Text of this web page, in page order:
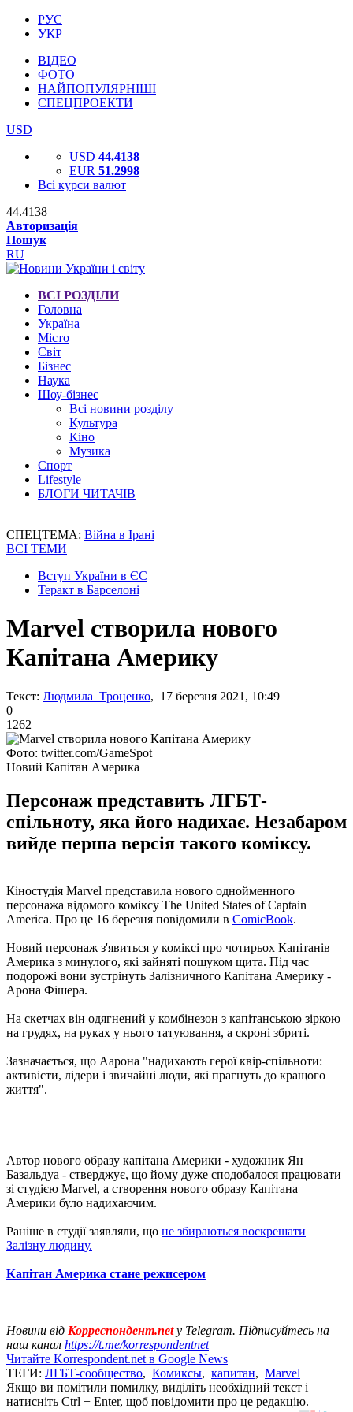
РУС
УКР
ВІДЕО
ФОТО
НАЙПОПУЛЯРНІШІ
СПЕЦПРОЕКТИ
USD
USD 44.4138
EUR 51.2998
Всі курси валют
44.4138
Авторизація
Пошук
RU
ВСІ РОЗДІЛИ
Головна
Україна
Місто
Світ
Бізнес
Наука
Шоу-бізнес
Всі новини розділу
Культура
Кіно
Музика
Спорт
Lifestyle
БЛОГИ ЧИТАЧІВ
СПЕЦТЕМА: Війна в Ірані
ВСІ ТЕМИ
Вступ України в ЄС
Теракт в Барселоні
Marvel створила нового
Капітана Америку
Текст: Людмила Троценко, 17 березня 2021, 10:49
0
1262
Фото: twitter.com/GameSpot
Новий Капітан Америка
Персонаж представить ЛГБТ-
спільноту, яка його надихає. Незабаром
вийде перша версія такого коміксу.
Кіностудія Marvel представила нового однойменного
персонажа відомого коміксу The United States of Captain
America. Про це 16 березня повідомили в ComicBook.
Новий персонаж з'явиться у коміксі про чотирьох Капітанів
Америка з минулого, які зайняті пошуком щита. Під час
подорожі вони зустрінуть Залізничного Капітана Америку -
Арона Фішера.
На скетчах він одягнений у комбінезон з капітанською зіркою
на грудях, на руках у нього татуювання, а скроні збриті.
Зазначається, що Аарона "надихають герої квір-спільноти:
активісти, лідери і звичайні люди, які прагнуть до кращого
життя".
Автор нового образу капітана Америки - художник Ян
Базальдуа - стверджує, що йому дуже сподобалося працювати
зі студією Marvel, а створення нового образу Капітана
Америки було надихаючим.
Раніше в студії заявляли, що не збираються воскрешати
Залізну людину.
Капітан Америка стане режисером
Новини від Корреспондент.netу Telegram. Підписуйтесь на
наш канал https://t.me/korrespondentnet
Читайте Korrespondent.net в Google News
ТЕГИ: ЛГБТ-сообщество, Комиксы, капитан, Marvel
Якщо ви помітили помилку, виділіть необхідний текст і
натисніть Ctrl + Enter, щоб повідомити про це редакцію.